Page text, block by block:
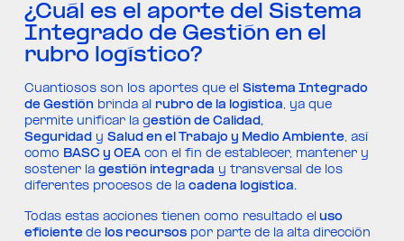
¿Cuál es el aporte del Sistema
Integrado de Gestión en el
rubro logístico?
Cuantiosos son los aportes que el Sistema Integrado
de Gestión brinda al rubro de la logística, ya que
permite unificar la gestión de Calidad,
Seguridad y Salud en el Trabajo y Medio Ambiente, así
como BASC y OEAcon el fin de establecer, mantener y
sostener la gestión integrada y transversal de los
diferentes procesos de la cadena logística.
Todas estas acciones tienen como resultado el uso
eficiente de los recursospor parte de la alta dirección